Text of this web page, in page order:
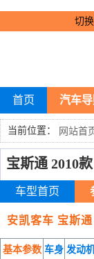
切换
首页 汽车
当前位置： 网站首
宝斯通 2010
车型首页
安凯客车 宝斯
基本参数 车身 发动